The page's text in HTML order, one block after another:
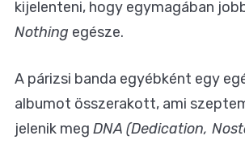
kijelenteni, hogy egymagában
Nothing egésze.
A párizsi banda egyébként egy
albumot összerakott, ami
jelenik meg DNA (Dedication,